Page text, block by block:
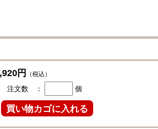
円 （税込）
注文数 ： 個